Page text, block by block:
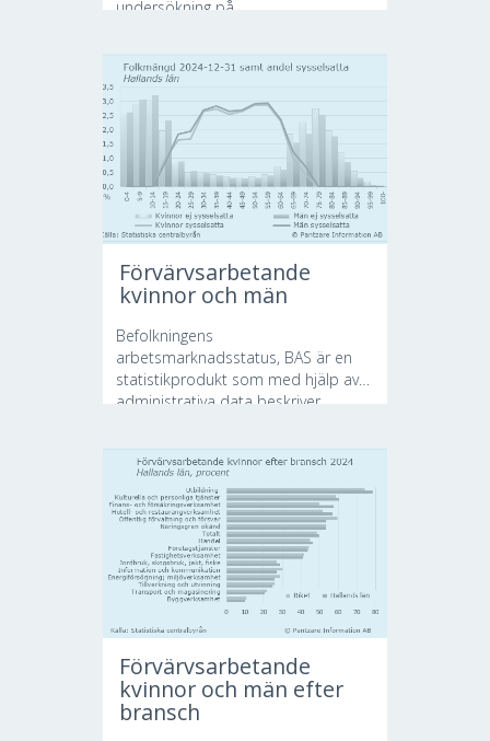
undersökning på...
Förvärvsarbetande
kvinnor och män
Befolkningens
arbetsmarknadsstatus, BAS är en
statistikprodukt som med hjälp av
administrativa data beskriver
Förvärvsarbetande
kvinnor och män efter
bransch